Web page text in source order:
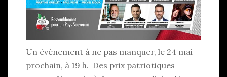
Un évènement à ne pas manquer, le 24 mai
prochain, à 19 h. Des prix patriotiques